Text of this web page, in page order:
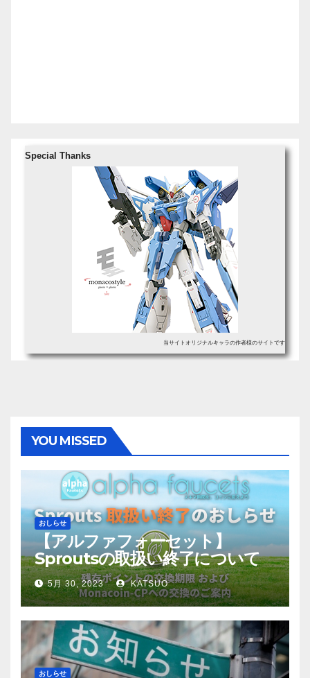
Special Thanks
当サイトオリジナルキャラの作者様のサイトです
YOU MISSED
おしらせ
【アルファフォーセット】
Sproutsの取扱い終了について
5月 30, 2023 KATSUO
おしらせ